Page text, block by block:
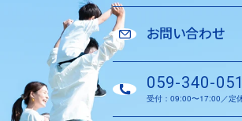
お問い合わせ
059-340-
受付：09:00〜17:00／定